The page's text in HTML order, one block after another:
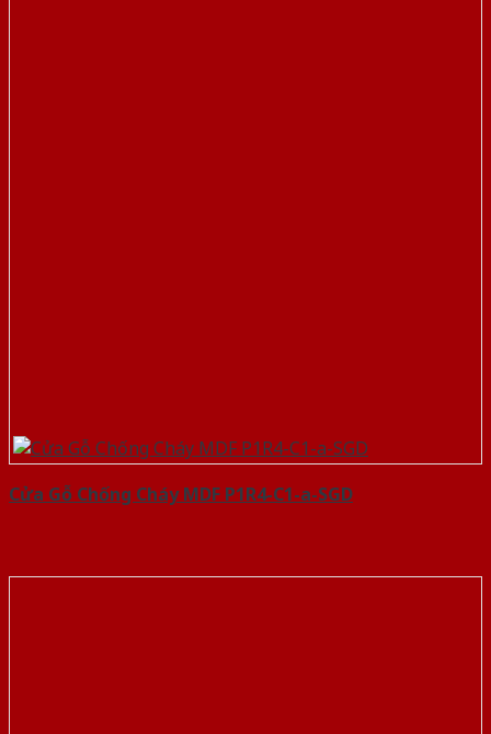
Cửa Gỗ Chống Cháy MDF P1R4-C1-a-SGD